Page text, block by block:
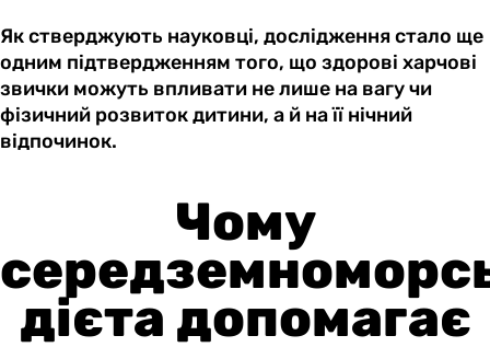
Як стверджують науковці, дослідження стало ще
одним підтвердженням того, що здорові харчові
звички можуть впливати не лише на вагу чи
фізичний розвиток дитини, а й на її нічний
відпочинок.
Чому
дієта допомагає